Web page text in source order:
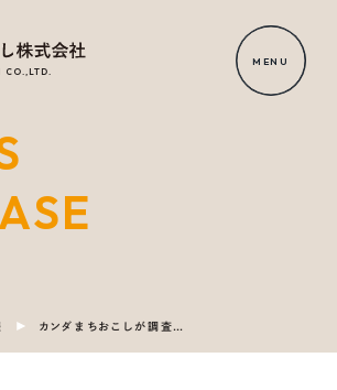
MENU
CO.,LTD.
カンダまちおこしが調査に協力した 中部経済産業局「地域課題解決に取り組む企業の事例集」公開について